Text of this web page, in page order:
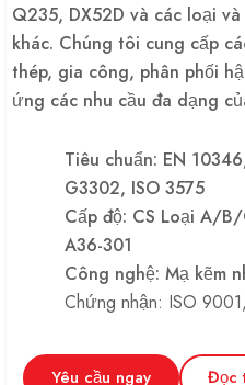
Q235, DX52D và các loại
khác. Chúng tôi cung cấp
thép, gia công, phân phối
ứng các nhu cầu đa dạng
Tiêu chuẩn: EN
G3302, ISO 3575
Cấp độ: CS Loại A/
A36-301
Công nghệ: Mạ kẽm
Chứng nhận: ISO
Yêu cầu ngay Đọc